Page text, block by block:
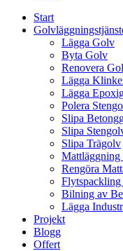
Start
Lägga Golv
Byta Golv
Renovera
Lägga
Lägga
Polera
Slipa
Slipa
Slipa Trägolv
Rengöra
Bilning av
Lägga
Projekt
Blogg
Offert